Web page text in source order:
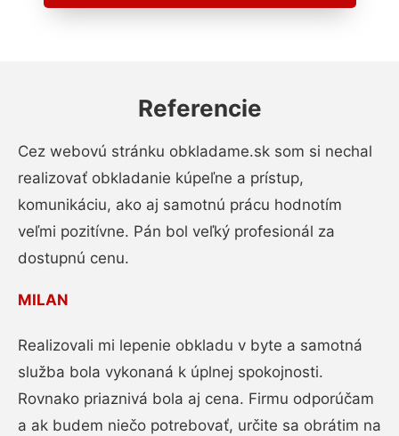
Referencie
Cez webovú stránku obkladame.sk som si nechal
realizovať obkladanie kúpeľne a prístup,
komunikáciu, ako aj samotnú prácu hodnotím
veľmi pozitívne. Pán bol veľký profesionál za
dostupnú cenu.
MILAN
Realizovali mi lepenie obkladu v byte a samotná
služba bola vykonaná k úplnej spokojnosti.
Rovnako priaznivá bola aj cena. Firmu odporúčam
a ak budem niečo potrebovať, určite sa obrátim na